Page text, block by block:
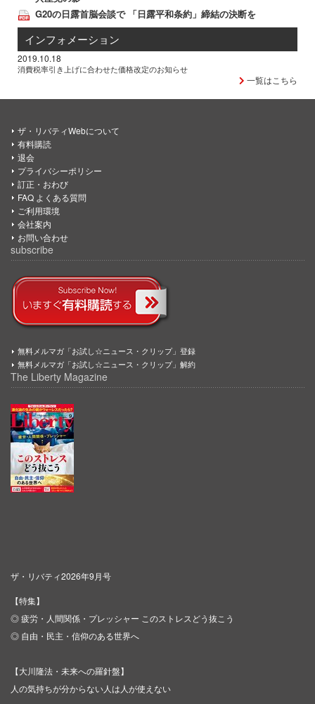
G20の日露首脳会談で 「日露平和条約」締結の決断を
インフォメーション
2019.10.18
消費税率引き上げに合わせた価格改定のお知らせ
一覧はこちら
ザ・リバティWebについて
有料購読
退会
プライバシーポリシー
訂正・おわび
FAQ よくある質問
ご利用環境
会社案内
お問い合わせ
subscribe
無料メルマガ「お試し☆ニュース・クリップ」登録
無料メルマガ「お試し☆ニュース・クリップ」解約
The Liberty Magazine
ザ・リバティ2026年9月号
【特集】
◎ 疲労・人間関係・プレッシャー このストレスどう抜こう
◎ 自由・民主・信仰のある世界へ
【大川隆法・未来への羅針盤】
人の気持ちが分からない人は人が使えない